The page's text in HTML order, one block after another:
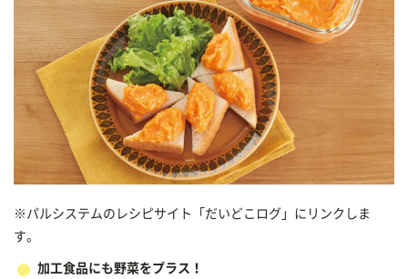
※パルシステムのレシピサイト「だいどこログ」にリンクしま
す。
加工食品にも野菜をプラス！